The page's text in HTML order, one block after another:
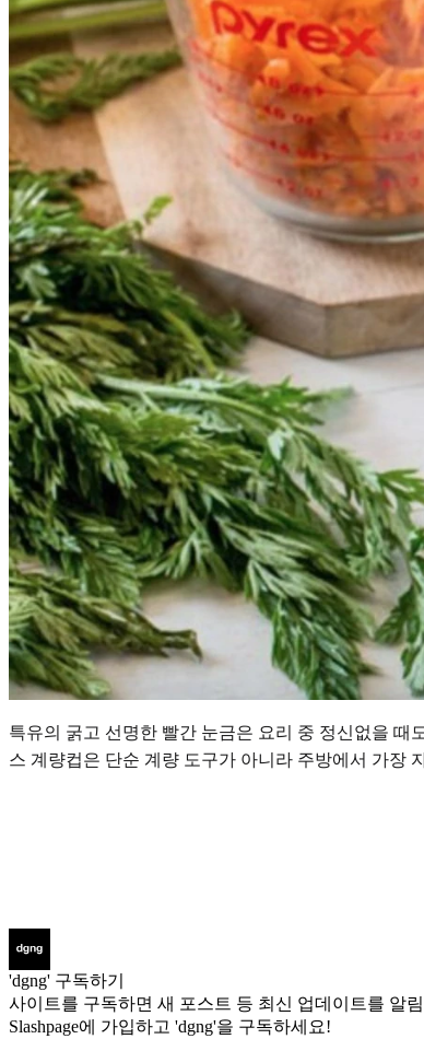
특유의 굵고 선명한 빨간 눈금은 요리 중 정신없을 때
스 계량컵은 단순 계량 도구가 아니라 주방에서 가장
'dgng' 구독하기
사이트를 구독하면 새 포스트 등 최신 업데이트를 알
Slashpage에 가입하고 'dgng'을 구독하세요!